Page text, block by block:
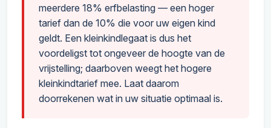
meerdere 18% erfbelasting — een hoger
tarief dan de 10% die voor uw eigen kind
geldt. Een kleinkindlegaat is dus het
voordeligst tot ongeveer de hoogte van de
vrijstelling; daarboven weegt het hogere
kleinkindtarief mee. Laat daarom
doorrekenen wat in uw situatie optimaal is.